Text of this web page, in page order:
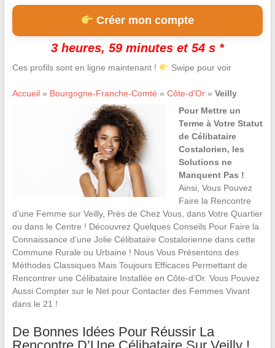
Créer mon compte
3 heures, 59 minutes et 53 s *
Ces profils sont en ligne maintenant ! Swipe pour voir
Accueil» Bourgogne-Franche-Comté » Côte-d'Or» Veilly
Pour Mettre un
Terme à Votre Statut
de Célibataire
Costalorien, les
Solutions ne
Manquent Pas !
Ainsi, Vous Pouvez
Faire la Rencontre
d’une Femme sur Veilly, Près de Chez Vous, dans Votre Quartier
ou dans le Centre ! Découvrez Quelques Conseils Pour Faire la
Connaissance d’une Jolie Célibataire Costalorienne dans cette
Commune Rurale ou Urbaine ! Nous Vous Présentons des
Méthodes Classiques Mais Toujours Efficaces Permettant de
Rencontrer une Célibataire Installée en Côte-d’Or. Vous Pouvez
Aussi Compter sur le Net pour Contacter des Femmes Vivant
dans le 21 !
De Bonnes Idées Pour Réussir La